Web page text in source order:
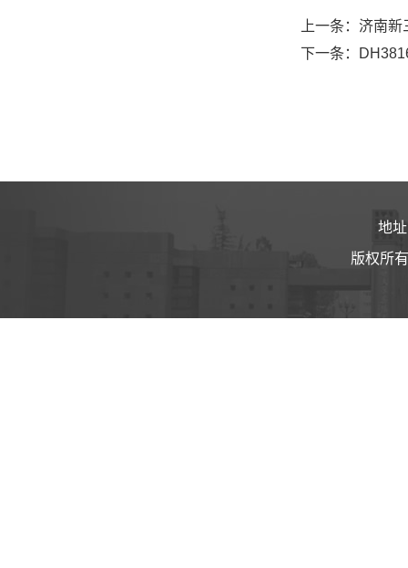
上一条：济南
下一条：
地
版权所